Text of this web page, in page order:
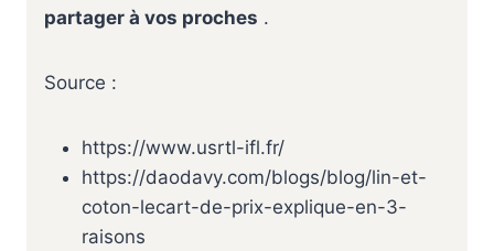
partager à vos proches .
Source :
https://www.usrtl-ifl.fr/
https://daodavy.com/blogs/blog/lin-et-
coton-lecart-de-prix-explique-en-3-
raisons